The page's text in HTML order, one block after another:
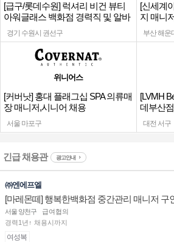
[급구/롯데수원] 럭셔리 비건 뷰티
아워글래스 백화점 경력직 및 알바
채용
경기 수원시 권선구
[신세계
지 매니
부산 해운
위니어스
[커버낫] 홍대 플래그십 SPA 의류매
장 매니저,시니어 채용
서울 마포구
[LVMH
데부산
대전 서구
긴급 채용관 광고안내
㈜엔에프엘
[마레몬떼] 행복한백화점 중간관리 매니저 구
서울 양천구
급여협의
경력1년↑ 채용시까지
여성복